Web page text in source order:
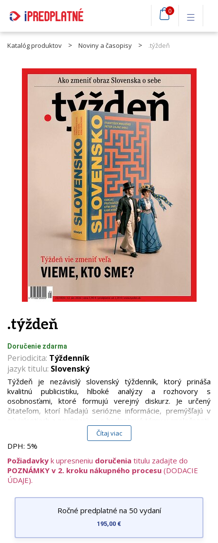
0
Katalóg produktov Noviny a časopisy .týždeň
.týždeň
Doručenie zdarma
Periodicita: Týždenník
jazyk titulu: Slovenský
Týždeň je nezávislý slovenský týždenník, ktorý prináša
kvalitnú publicistiku, hlboké analýzy a rozhovory s
osobnosťami, ktoré formujú verejný diskurz. Je určený
čitateľom, ktorí hľadajú seriózne informácie, premýšľajú v
súvislostiach a zaujímajú sa o hodnotové témy v spoločnosti.
Časopis sa venuje širokému spektru oblastí – od politiky,
spoločenských otázok a kultúry, cez náboženstvo, filozofiu a
rubriky patria: Komentáre, Rozhovory, Reportáže, Kultúra,
Viera, Fotografia a Eseje, pričom každé vydanie prináša aj
tematický blok s hlbším spracovaním aktuálnej témy.
Obsah je spracovaný profesionálne, s dôrazom na kvalitu
textu, vizuálnu stránku a čitateľskú hodnotu. Štýl časopisu je
kultivovaný, inšpiratívny a vizuálne výrazný – s originálnymi
fotografiami, ilustráciami a čistým grafickým dizajnom. Tón je
premýšľavý, kritický, no zároveň otvorený a ľudský.
Čítaj viac
DPH: 5%
Požiadavky k upresneniu doručenia titulu zadajte do
POZNÁMKY v 2. kroku nákupného procesu (DODACIE
ÚDAJE).
Ročné predplatné na 50 vydaní
195,00 €